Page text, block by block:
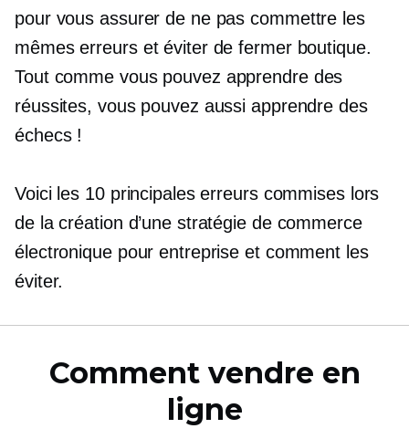
pour vous assurer de ne pas commettre les
mêmes erreurs et éviter de fermer boutique.
Tout comme vous pouvez apprendre des
réussites, vous pouvez aussi apprendre des
échecs !
Voici les 10 principales erreurs commises lors
de la création d’une stratégie de commerce
électronique pour entreprise et comment les
éviter.
Comment vendre en
ligne